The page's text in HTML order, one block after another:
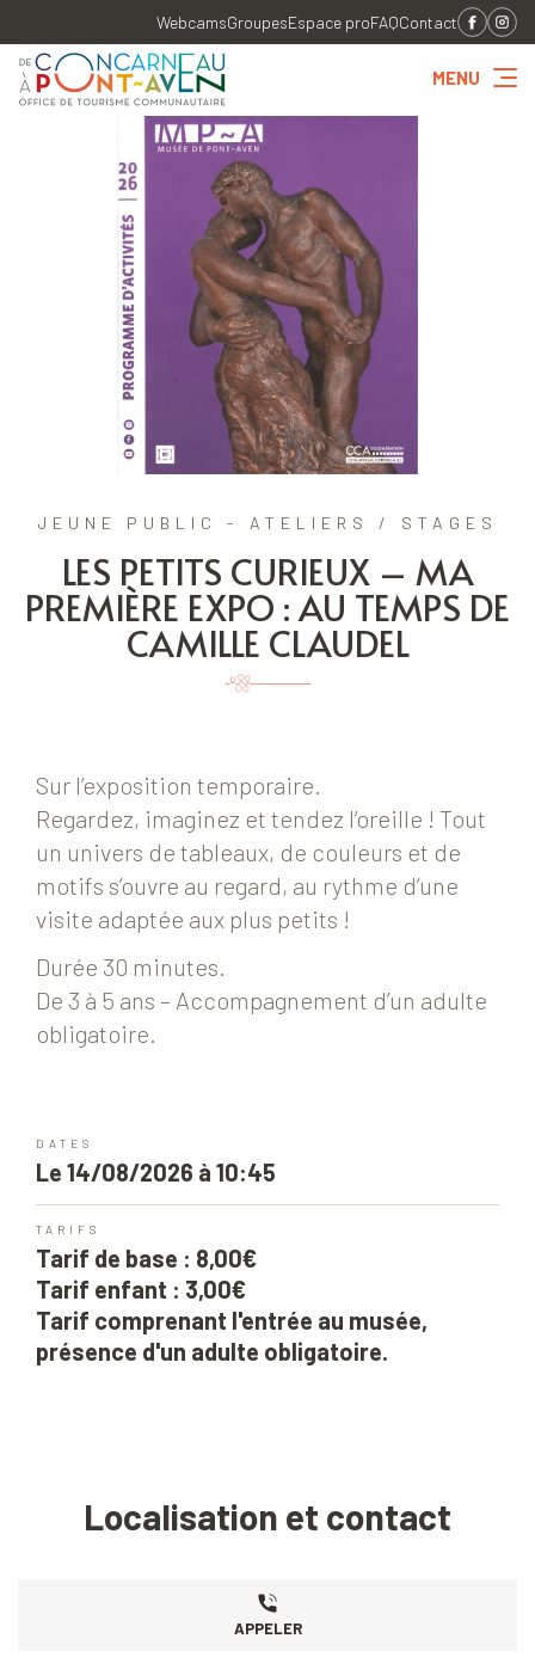
WebcamsGroupesEspace proFAQContact
MENU
JEUNE PUBLIC - ATELIERS / STAGES
LES PETITS CURIEUX – MA
PREMIÈRE EXPO : AU TEMPS DE
CAMILLE CLAUDEL
Sur l’exposition temporaire.
Regardez, imaginez et tendez l’oreille ! Tout
un univers de tableaux, de couleurs et de
motifs s’ouvre au regard, au rythme d’une
visite adaptée aux plus petits !
Durée 30 minutes.
De 3 à 5 ans – Accompagnement d’un adulte
obligatoire.
DATES
Le 14/08/2026 à 10:45
TARIFS
Tarif de base : 8,00€
Tarif enfant : 3,00€
Tarif comprenant l'entrée au musée,
présence d'un adulte obligatoire.
Localisation et contact
APPELER